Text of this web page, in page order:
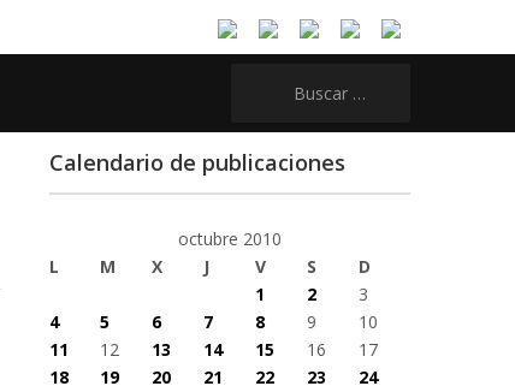
Calendario de publicaciones
octubre 2010
L
M X J V S
D
1
2
3
4
5 6 7 8 9
10
11
12 13 14 15 16
17
18
19 20 21 22 23
24